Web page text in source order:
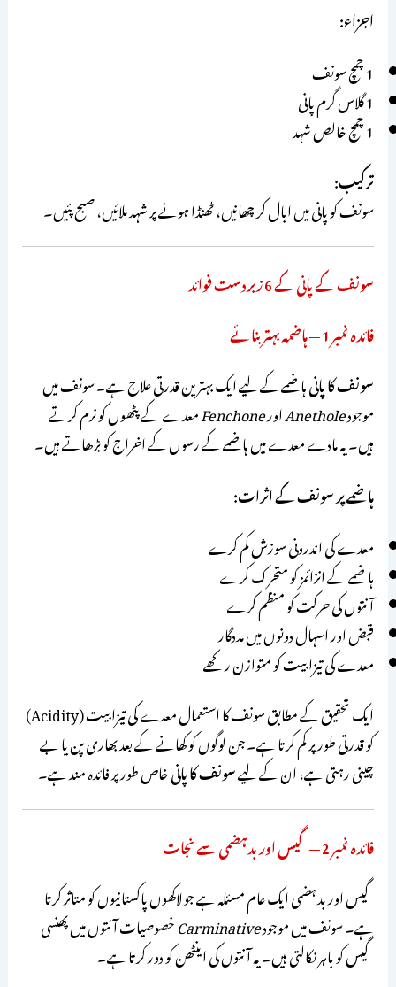
اجزاء:
1 چمچ سونف
1 گلاس گرم پانی
1 چمچ خالص شہد
ترکیب:
سونف کو پانی میں ابال کر چھانیں، ٹھنڈا ہونے پر شہد ملائیں، صبح پئیں۔
سونف کے پانی کے 6 زبردست فوائد
فائدہ نمبر 1 — ہاضمہ بہتر بنائے
سونف کا پانیہاضمے کے لیے ایک بہترین قدرتی علاج ہے۔ سونف میں
موجودAnetholeاورFenchoneمعدے کے پٹھوں کو نرم کرتے
ہیں۔ یہ مادے معدے میں ہاضمے کے رسوں کے اخراج کو بڑھاتے ہیں۔
ہاضمے پر سونف کے اثرات:
معدے کی اندرونی سوزش کم کرے
ہاضمے کے انزائمز کو متحرک کرے
آنتوں کی حرکت کو منظم کرے
قبض اور اسہال دونوں میں مددگار
معدے کی تیزابیت کو متوازن رکھے
ایک تحقیق کے مطابق سونف کا استعمال معدے کی تیزابیت (Acidity)
کو قدرتی طور پر کم کرتا ہے۔ جن لوگوں کو کھانے کے بعد بھاری پن یا بے
چینی رہتی ہے، ان کے لیےسونف کا پانیخاص طور پر فائدہ مند ہے۔
فائدہ نمبر 2 — گیس اور بدہضمی سے نجات
گیس اور بدہضمی ایک عام مسئلہ ہے جو لاکھوں پاکستانیوں کو متاثر کرتا
ہے۔ سونف میں موجودCarminativeخصوصیات آنتوں میں پھنسی
گیس کو باہر نکالتی ہیں۔ یہ آنتوں کی اینٹھن کو دور کرتا ہے۔